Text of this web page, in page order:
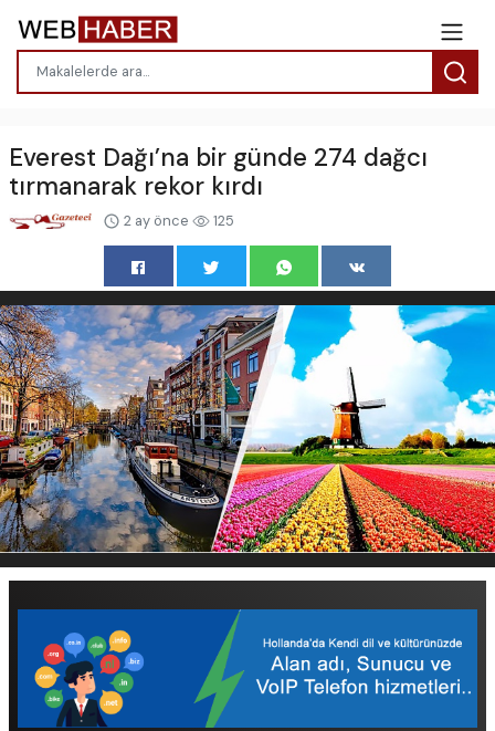
Everest Dağı’na bir günde 274 dağcı
tırmanarak rekor kırdı
2 ay önce 125